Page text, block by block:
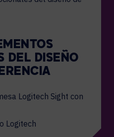
DEL DISEÑO
Logitech Sight con
Logitech